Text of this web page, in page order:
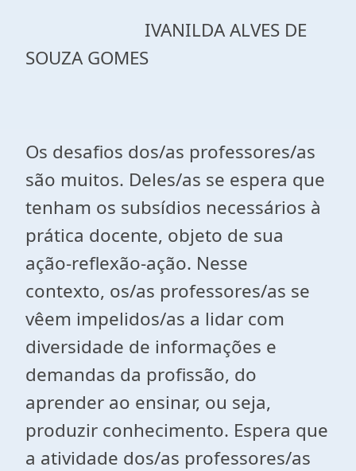
IVANILDA ALVES DE
SOUZA GOMES
Os desafios dos/as professores/as
são muitos. Deles/as se espera que
tenham os subsídios necessários à
prática docente, objeto de sua
ação-reflexão-ação. Nesse
contexto, os/as professores/as se
vêem impelidos/as a lidar com
diversidade de informações e
demandas da profissão, do
aprender ao ensinar, ou seja,
produzir conhecimento. Espera que
a atividade dos/as professores/as